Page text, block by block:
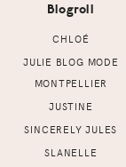
Blogroll
CHLOÉ
JULIE BLOG MODE
MONTPELLIER
JUSTINE
SINCERELY JULES
SLANELLE